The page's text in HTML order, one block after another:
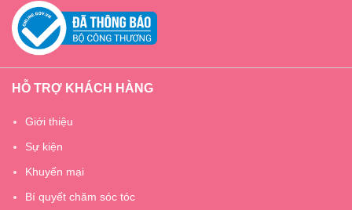
HỖ TRỢ KHÁCH HÀNG
Giới thiệu
Sự kiện
Khuyến mại
Bí quyết chăm sóc tóc